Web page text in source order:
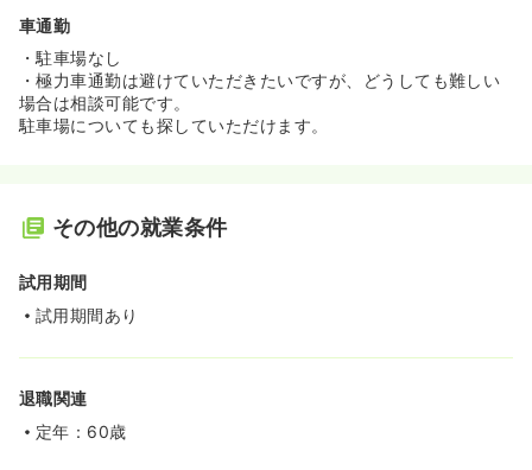
車通勤
・駐車場なし
・極力車通勤は避けていただきたいですが、どうしても難しい
場合は相談可能です。
駐車場についても探していただけます。
その他の就業条件
試用期間
試用期間あり
退職関連
定年：60歳